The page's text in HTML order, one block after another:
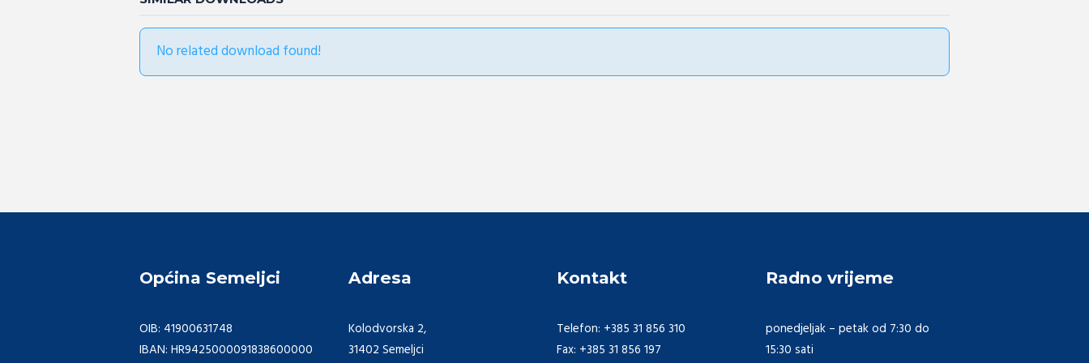
No related download found!
Općina Semeljci
OIB: 41900631748
IBAN: HR9425000091838600000
Adresa
Kolodvorska 2,
31402 Semeljci
Kontakt
Telefon: +385 31 856 310
Fax: +385 31 856 197
Radno vrijeme
ponedjeljak – petak od 7:30 do
15:30 sati